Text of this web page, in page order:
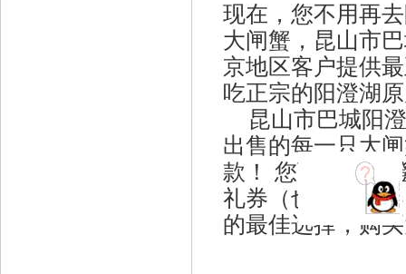
现在，您不用再
大闸蟹，昆山市
京地区客户提供
吃正宗的阳澄湖
昆山市巴城阳澄
出售的每一只大
款！ 您可以到阳
礼券（也称为蟹
的最佳选择，购